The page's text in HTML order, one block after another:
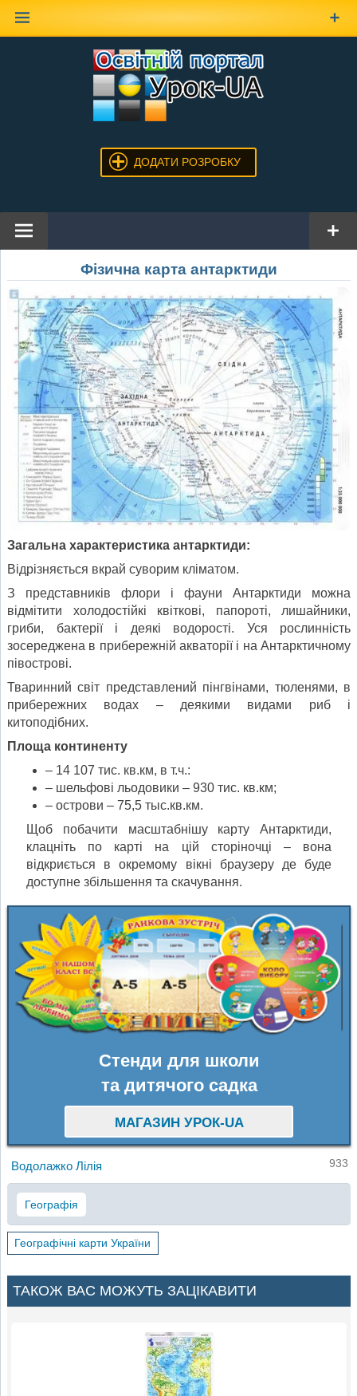
ДОДАТИ РОЗРОБКУ
Фізична карта антарктиди
Загальна характеристика антарктиди:
Відрізняється вкрай суворим кліматом.
З представників флори і фауни Антарктиди можна
відмітити холодостійкі квіткові, папороті, лишайники,
гриби, бактерії і деякі водорості. Уся рослинність
зосереджена в прибережній акваторії і на Антарктичному
півострові.
Тваринний світ представлений пінгвінами, тюленями, в
прибережних водах – деякими видами риб і
китоподібних.
Площа континенту
– 14 107 тис. кв.км, в т.ч.:
– шельфові льодовики – 930 тис. кв.км;
– острови – 75,5 тыс.кв.км.
Щоб побачити масштабнішу карту Антарктиди,
клацніть по карті на цій сторіночці – вона
відкриється в окремому вікні браузеру де буде
доступне збільшення та скачування.
Стенди для школи
та дитячого садка
МАГАЗИН УРОК-UA
Водолажко Лілія 933
Географія
Географічні карти України
ТАКОЖ ВАС МОЖУТЬ ЗАЦІКАВИТИ